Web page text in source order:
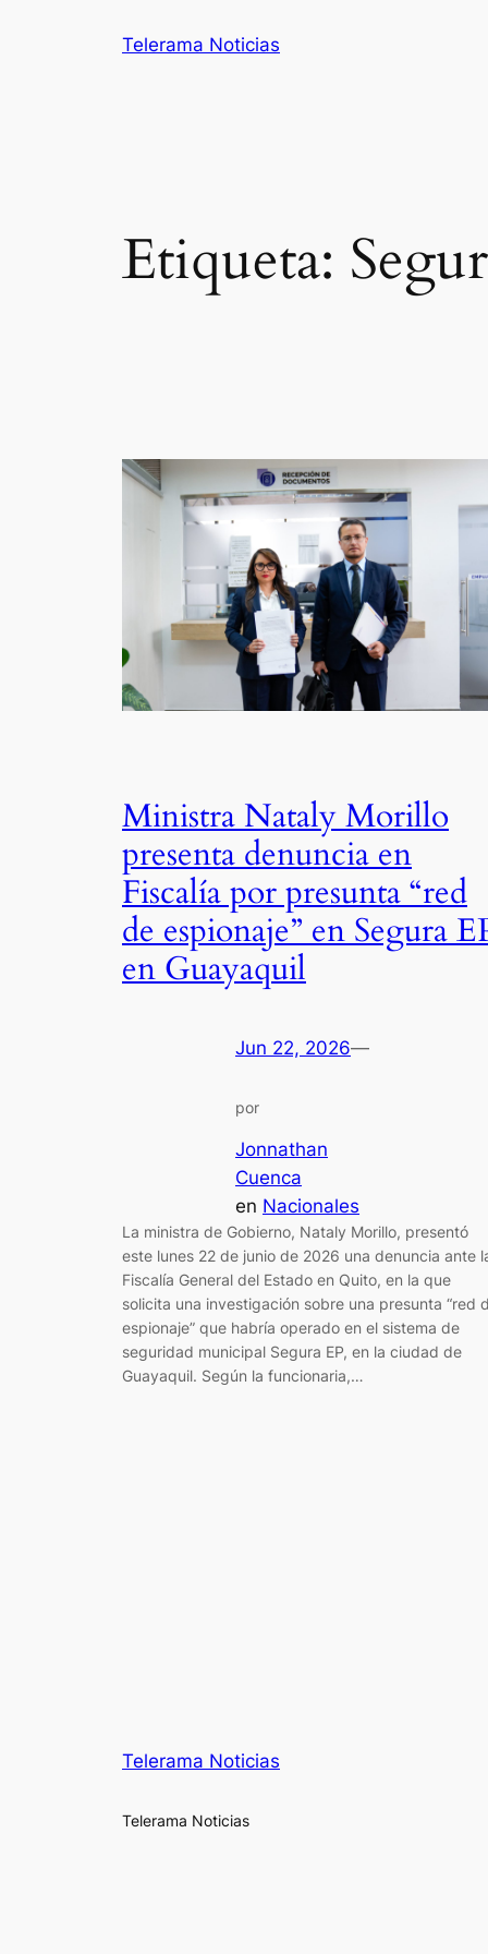
Telerama Noticias
Etiqueta:
Ministra Nataly Morillo
presenta denuncia en
Fiscalía por presunta “red
de espionaje” en Segura
en Guayaquil
Jun 22, 2026—
por
Jonnathan
Cuenca
en Nacionales
La ministra de Gobierno, Nataly Morillo, presentó
este lunes 22 de junio de 2026 una denuncia ante
Fiscalía General del Estado en Quito, en la que
solicita una investigación sobre una presunta “red
espionaje” que habría operado en el sistema de
seguridad municipal Segura EP, en la ciudad de
Guayaquil. Según la funcionaria,…
Telerama Noticias
Telerama Noticias